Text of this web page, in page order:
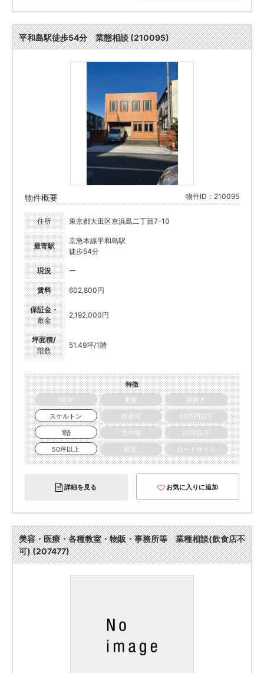
平和島駅徒歩54分 業態相談 (210095)
物件概要 物件ID：210095
住所 東京都大田区京浜島二丁目7-10
最寄駅
京急本線平和島駅
徒歩54分
現況 ー
賃料 602,800円
保証金・
敷金
2,192,000円
坪面積/
階数
51.49坪/1階
特徴
NEW
更新
居抜き
スケルトン
飲食可
30万円以下
1階
空中階
20坪以下
50坪以上
駅近 ロードサイド
詳細を見る お気に入りに追加
美容・医療・各種教室・物販・事務所等 業種相談(飲食店不
可) (207477)